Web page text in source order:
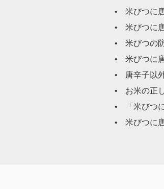
米びつに
米びつに
米びつの
米びつに
唐辛子以
お米の正
「米びつ
米びつに